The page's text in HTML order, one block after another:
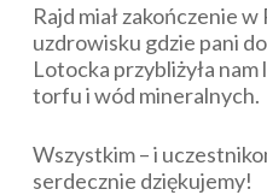
Rajd miał zakończenie
uzdrowisku gdzie pani
Lotocka przybliżyła
torfu i wód mineralnych.
Wszystkim – i
serdecznie dziękujemy!